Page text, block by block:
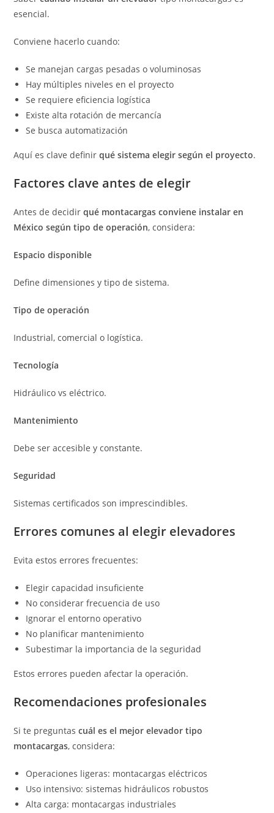
esencial.
Conviene hacerlo cuando:
Se manejan cargas pesadas o voluminosas
Hay múltiples niveles en el proyecto
Se requiere eficiencia logística
Existe alta rotación de mercancía
Se busca automatización
Aquí es clave definirqué sistema elegir según el proyecto.
Factores clave antes de elegir
Antes de decidirqué montacargas conviene instalar en
México según tipo de operación, considera:
Espacio disponible
Define dimensiones y tipo de sistema.
Tipo de operación
Industrial, comercial o logística.
Tecnología
Hidráulico vs eléctrico.
Mantenimiento
Debe ser accesible y constante.
Seguridad
Sistemas certificados son imprescindibles.
Errores comunes al elegir elevadores
Evita estos errores frecuentes:
Elegir capacidad insuficiente
No considerar frecuencia de uso
Ignorar el entorno operativo
No planificar mantenimiento
Subestimar la importancia de la seguridad
Estos errores pueden afectar la operación.
Recomendaciones profesionales
Si te preguntascuál es el mejor elevador tipo
montacargas, considera:
Operaciones ligeras: montacargas eléctricos
Uso intensivo: sistemas hidráulicos robustos
Alta carga: montacargas industriales